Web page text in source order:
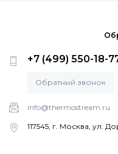
Настенные
Напольные газовые
Напольные
+7 (499) 550-18-
Обратный звонок
info@thermostream.ru
117545, г. Москва, ул.